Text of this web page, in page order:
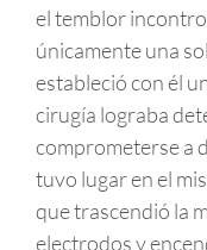
el temblor
únicamente una
estableció con él
cirugía lograba
comprometerse a
tuvo lugar en el
que trascendió la
electrodos y